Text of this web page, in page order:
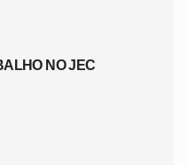
NO JEC